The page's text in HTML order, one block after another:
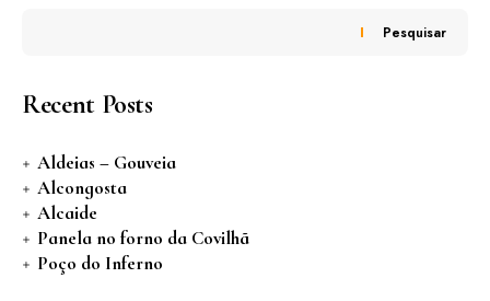
Pesquisar
Recent Posts
Aldeias – Gouveia
Alcongosta
Alcaide
Panela no forno da Covilhã
Poço do Inferno